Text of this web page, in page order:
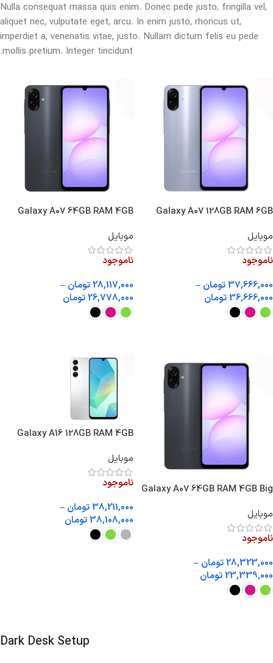
Nulla consequat massa quis enim. Donec pede justo, fringilla vel,
aliquet nec, vulputate eget, arcu. In enim justo, rhoncus ut,
imperdiet a, venenatis vitae, justo. Nullam dictum felis eu pede
mollis pretium. Integer tincidunt.
Galaxy A07 128GB RAM 6GB
موبایل
ناموجود
37,666,000تومان –
36,666,000تومان
Galaxy A07 64GB RAM 4GB
موبایل
ناموجود
28,117,000تومان –
26,778,000تومان
Galaxy A07 64GB RAM 4GB Big
موبایل
ناموجود
28,323,000تومان –
23,339,000تومان
Galaxy A16 128GB RAM 4GB
موبایل
ناموجود
38,211,000تومان –
38,108,000تومان
Dark Desk Setup